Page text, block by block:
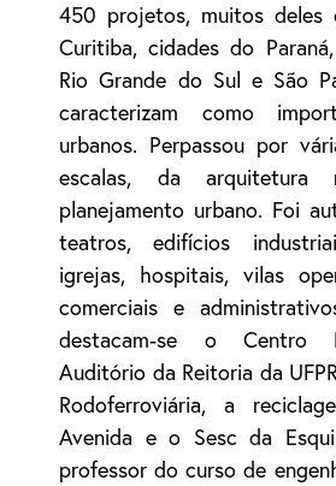
450 projetos, muitos deles
Curitiba, cidades do
Rio Grande do Sul e São
caracterizam como
urbanos. Perpassou por
escalas, da arquitetura
planejamento urbano. Foi
teatros, edifícios
igrejas, hospitais, vilas
comerciais e
destacam-se o Centro
Auditório da Reitoria da
Rodoferroviária, a
Avenida e o Sesc da
professor do curso de